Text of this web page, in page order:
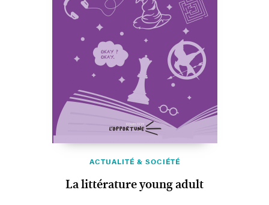
ACTUALITÉ & SOCIÉTÉ
La littérature young adult